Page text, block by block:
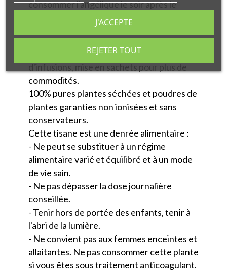
consommer l'angélique le soir après le
Il s'agit de Plantes médicinales en vrac
destinées à la préparation de tisanes et
d'infusions, mise en sachets pour plus de
commodités.
100% pures plantes séchées et poudres de
plantes garanties non ionisées et sans
conservateurs.
Cette tisane est une denrée alimentaire :
- Ne peut se substituer à un régime
alimentaire varié et équilibré et à un mode
de vie sain.
- Ne pas dépasser la dose journalière
conseillée.
- Tenir hors de portée des enfants, tenir à
l'abri de la lumière.
- Ne convient pas aux femmes enceintes et
allaitantes. Ne pas consommer cette plante
si vous êtes sous traitement anticoagulant.
REJETER TOUT
J'ACCEPTE